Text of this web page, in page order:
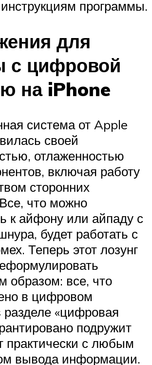
программы.
для
с цифровой
на iPhone
система от Apple
своей
отлаженностью
включая работу
сторонних
что можно
к айфону или айпаду с
будет работать с
Теперь этот лозунг
образом: все, что
в цифровом
разделе «цифровая
подружит
практически с любым
вывода информации.